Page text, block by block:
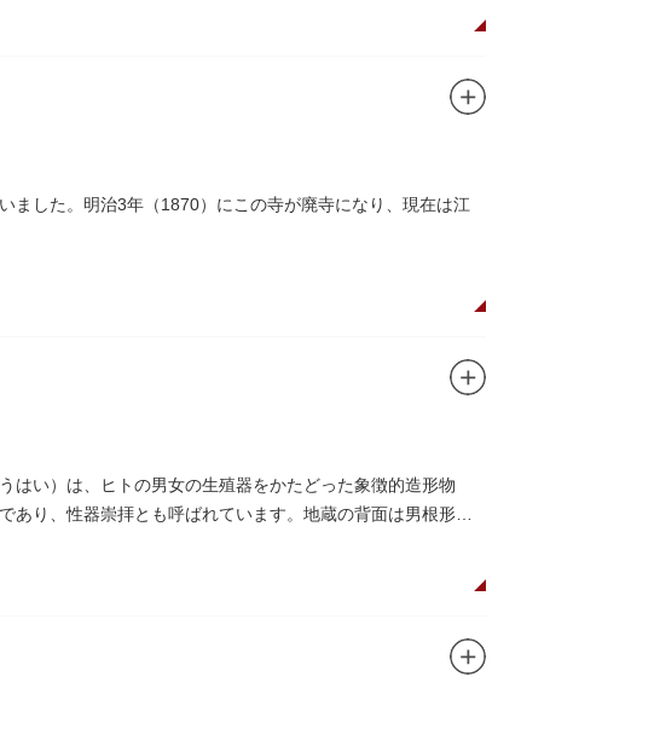
ました。明治3年（1870）にこの寺が廃寺になり、現在は江
はい）は、ヒトの男女の生殖器をかたどった象徴的造形物
あり、性器崇拝とも呼ばれています。地蔵の背面は男根形